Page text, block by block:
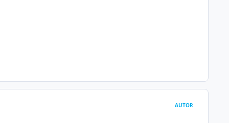
AUTOR